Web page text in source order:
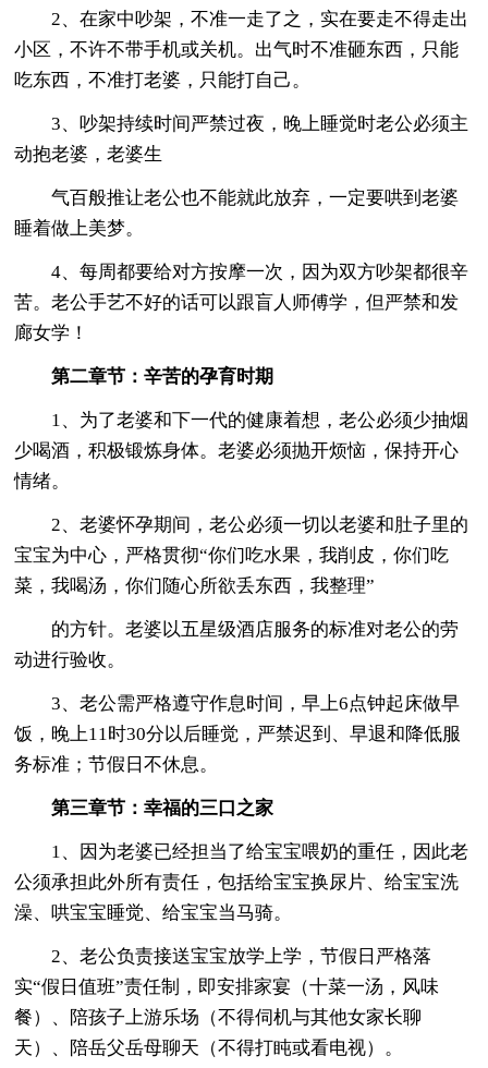
2、在家中吵架，不准一走了之，实在要走不得走出
小区，不许不带手机或关机。出气时不准砸东西，只能
吃东西，不准打老婆，只能打自己。
3、吵架持续时间严禁过夜，晚上睡觉时老公必须主
动抱老婆，老婆生
气百般推让老公也不能就此放弃，一定要哄到老婆
睡着做上美梦。
4、每周都要给对方按摩一次，因为双方吵架都很辛
苦。老公手艺不好的话可以跟盲人师傅学，但严禁和发
廊女学！
第二章节：辛苦的孕育时期
1、为了老婆和下一代的健康着想，老公必须少抽烟
少喝酒，积极锻炼身体。老婆必须抛开烦恼，保持开心
情绪。
2、老婆怀孕期间，老公必须一切以老婆和肚子里的
宝宝为中心，严格贯彻“你们吃水果，我削皮，你们吃
菜，我喝汤，你们随心所欲丢东西，我整理”
的方针。老婆以五星级酒店服务的标准对老公的劳
动进行验收。
3、老公需严格遵守作息时间，早上6点钟起床做早
饭，晚上11时30分以后睡觉，严禁迟到、早退和降低服
务标准；节假日不休息。
第三章节：幸福的三口之家
1、因为老婆已经担当了给宝宝喂奶的重任，因此老
公须承担此外所有责任，包括给宝宝换尿片、给宝宝洗
澡、哄宝宝睡觉、给宝宝当马骑。
2、老公负责接送宝宝放学上学，节假日严格落
实“假日值班”责任制，即安排家宴（十菜一汤，风味
餐）、陪孩子上游乐场（不得伺机与其他女家长聊
天）、陪岳父岳母聊天（不得打盹或看电视）。